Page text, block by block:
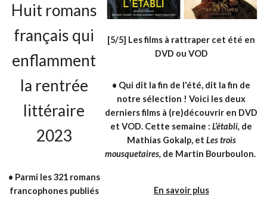
Huit romans
français qui
enflamment
la rentrée
littéraire
2023
• Parmi les 321 romans
francophones publiés
[5/5] Les films à rattraper cet été en
DVD ou VOD
• Qui dit la fin de l'été, dit la fin de
notre sélection ! Voici les deux
derniers films à (re)découvrir en DVD
et VOD. Cette semaine :L’établi, de
Mathias Gokalp, et Les trois
mousquetaires, de Martin Bourboulon.
En savoir plus